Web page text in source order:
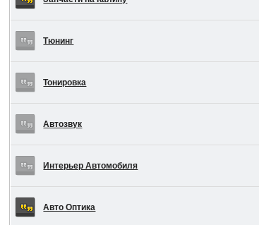
Тюнинг
Тонировка
Автозвук
Интерьер Автомобиля
Авто Оптика